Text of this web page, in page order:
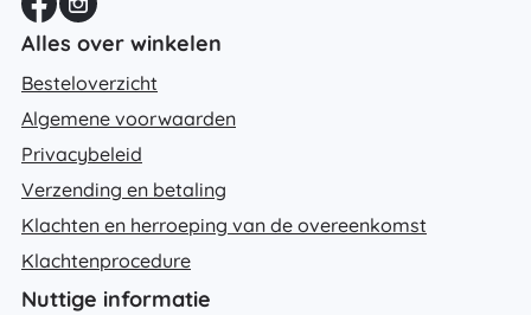
Alles over winkelen
Besteloverzicht
Algemene voorwaarden
Privacybeleid
Verzending en betaling
Klachten en herroeping van de overeenkomst
Klachtenprocedure
Nuttige informatie